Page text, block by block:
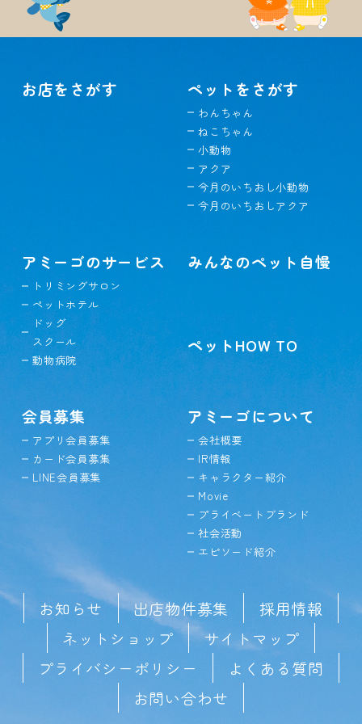
お店をさがす ペットをさがす
わんちゃん
ねこちゃん
小動物
アクア
今月のいちおし小動物
今月のいちおしアクア
アミーゴのサービス
トリミングサロン
ペットホテル
ドッグ
スクール
動物病院
みんなのペット自慢
ペットHOW TO
会員募集
アプリ会員募集
カード会員募集
LINE会員募集
アミーゴについて
会社概要
IR情報
キャラクター紹介
Movie
プライベートブランド
社会活動
エピソード紹介
お知らせ 出店物件募集
採用情報
ネットショップ
サイトマップ
プライバシーポリシー
よくある質問
お問い合わせ